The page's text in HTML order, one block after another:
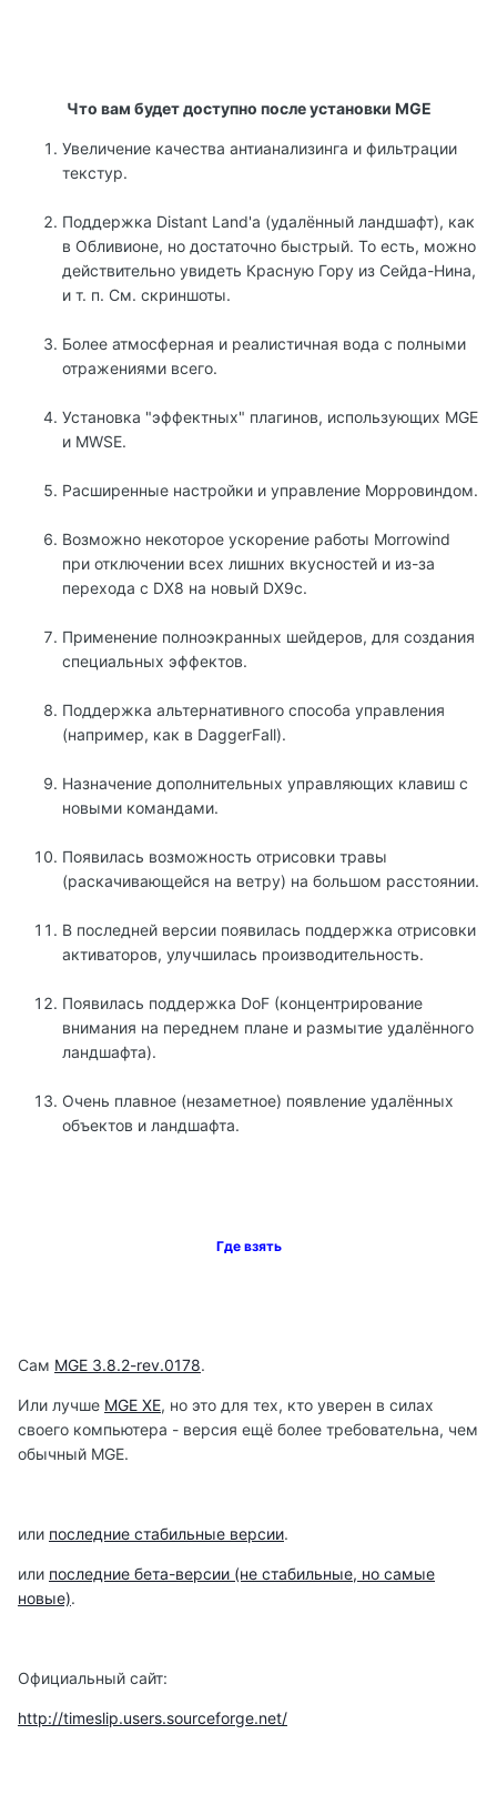
Что вам будет доступно после установки MGE
Увеличение качества антианализинга и фильтрации
текстур.
Поддержка Distant Land'а (удалённый ландшафт), как
в Обливионе, но достаточно быстрый. То есть, можно
действительно увидеть Красную Гору из Сейда-Нина,
и т. п. См. скриншоты.
Более атмосферная и реалистичная вода с полными
отражениями всего.
Установка "эффектных" плагинов, использующих MGE
и MWSE.
Расширенные настройки и управление Морровиндом.
Возможно некоторое ускорение работы Morrowind
при отключении всех лишних вкусностей и из-за
перехода с DX8 на новый DX9c.
Применение полноэкранных шейдеров, для создания
специальных эффектов.
Поддержка альтернативного способа управления
(например, как в DaggerFall).
Назначение дополнительных управляющих клавиш с
новыми командами.
Появилась возможность отрисовки травы
(раскачивающейся на ветру) на большом расстоянии.
В последней версии появилась поддержка отрисовки
активаторов, улучшилась производительность.
Появилась поддержка DoF (концентрирование
внимания на переднем плане и размытие удалённого
ландшафта).
Очень плавное (незаметное) появление удалённых
объектов и ландшафта.
Где взять
Сам MGE 3.8.2-rev.0178.
Или лучше MGE XE, но это для тех, кто уверен в силах
своего компьютера - версия ещё более требовательна, чем
обычный MGE.
или последние стабильные версии.
или последние бета-версии (не стабильные, но самые
новые).
Официальный сайт:
http://timeslip.users.sourceforge.net/